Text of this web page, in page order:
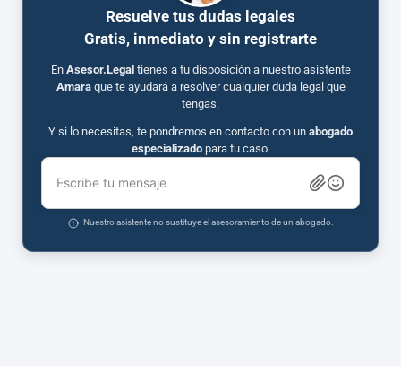
Resuelve tus dudas legales
Gratis, inmediato y sin registrarte
En Asesor.Legal tienes a tu disposición a nuestro asistente
Amaraque te ayudará a resolver cualquier duda legal que
tengas.
Y si lo necesitas, te pondremos en contacto con un abogado
especializadopara tu caso.
Escribe tu mensaje
Nuestro asistente no sustituye el asesoramiento de un abogado.